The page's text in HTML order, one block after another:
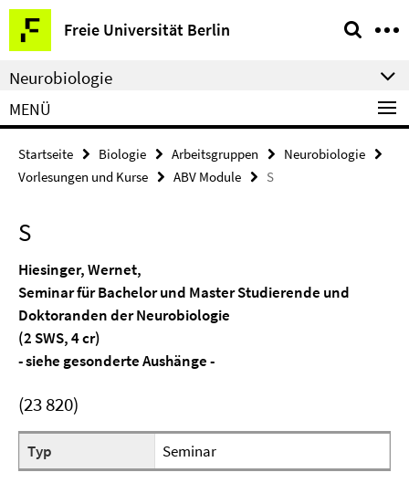
Springe
direkt
zu
Inhalt
Freie Universität Berlin
Service-
Navigation
Neurobiologie
MENÜ
Startseite Biologie Arbeitsgruppen
Neurobiologie
Vorlesungen und Kurse
ABV Module S
S
Hiesinger, Wernet,
Seminar für Bachelor und Master Studierende und
Doktoranden der Neurobiologie
(2 SWS, 4 cr)
- siehe gesonderte Aushänge -
(23 820)
Typ Seminar